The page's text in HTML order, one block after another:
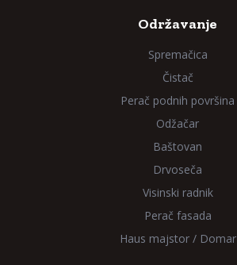
Održavanje
Spremačica
Čistač
Perač podnih površina
Odžačar
Baštovan
Drvoseča
Visinski radnik
Perač fasada
Haus majstor / Domar